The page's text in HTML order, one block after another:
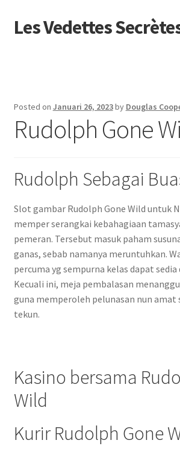
Skip
to
Skip
to
Les Vedettes
Contact us
Posted on Januari 26, 2023by Douglas
Rudolph Gone
Rudolph Sebagai
Slot gambar Rudolph Gone Wild untuk
memper serangkai kebahagiaan
pemeran. Tersebut masuk paham
ganas, sebab namanya meruntuhkan.
percuma yg sempurna kelas dapat
Kecuali ini, meja pembalasan
guna memperoleh pelunasan nun amat
tekun.
Kasino bersama
Wild
Kurir Rudolph Gone